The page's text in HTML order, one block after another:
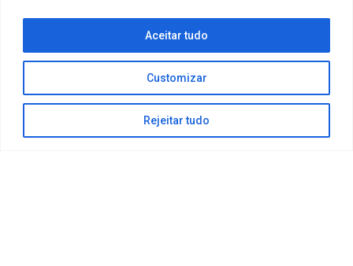
Customizar
Rejeitar tudo
Aceitar tudo
Rua das Escolas, Lote 9, Loja 1
+351 232 092 234
+351 916 023 293